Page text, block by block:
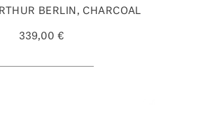
BERLIN, CHARCOAL
339,00 €